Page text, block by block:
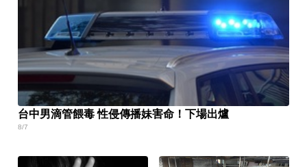
台中男滴管餵毒 性侵傳播妹害命！下場出爐
8/7